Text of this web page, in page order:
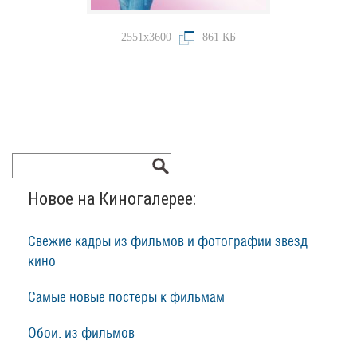
2551x3600 861 КБ
Новое на Киногалерее:
Свежие кадры из фильмов и фотографии звезд
кино
Самые новые постеры к фильмам
Обои: из фильмов